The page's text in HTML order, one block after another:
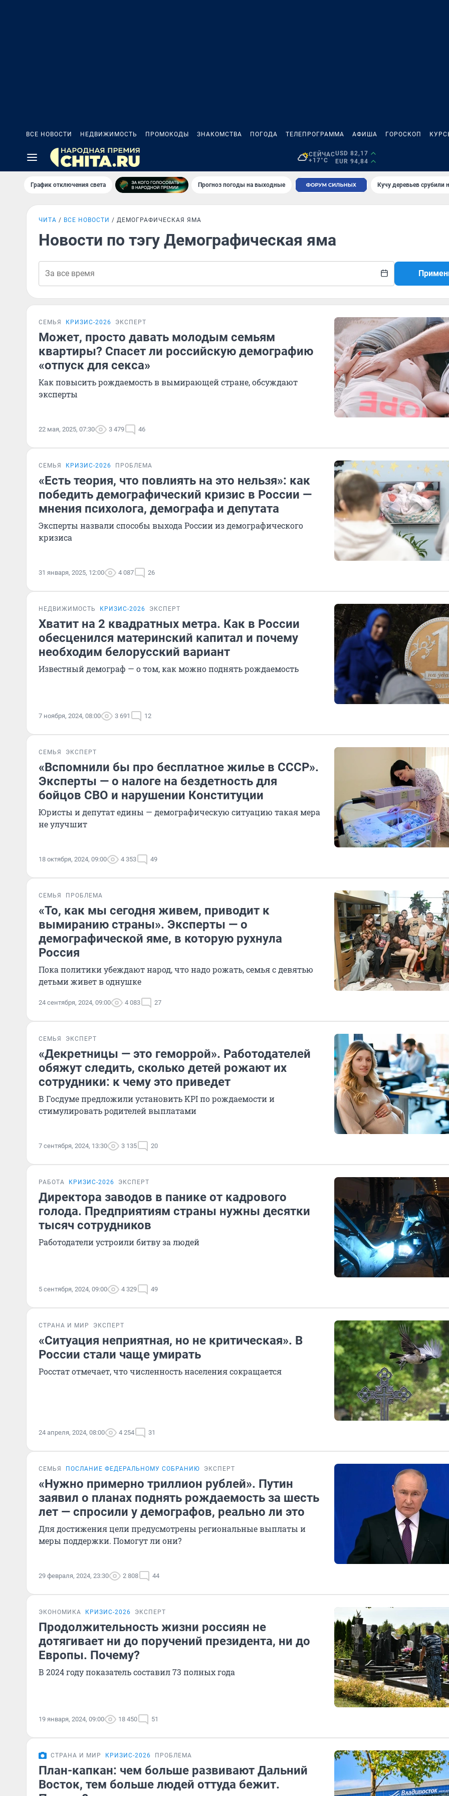
ВСЕ НОВОСТИ НЕДВИЖИМОСТЬ ПРОМОКОДЫ ЗНАКОМСТВА ПОГОДА ТЕЛЕПРОГРАММА АФИША ГОРОСКОП
СЕЙЧАС
+17°C
USD 82,17
EUR 94,84
График отключения света Прогноз погоды на выходные Кучу деревьев срубили
ЧИТА ВСЕ НОВОСТИ ДЕМОГРАФИЧЕСКАЯ ЯМА
Новости по тэгу Демографическая яма
СЕМЬЯ КРИЗИС-2026 ЭКСПЕРТ
Может, просто давать молодым семьям
квартиры? Спасет ли российскую демографию
«отпуск для секса»
Как повысить рождаемость в вымирающей стране, обсуждают
эксперты
22 мая, 2025, 07:30 3 479 46
СЕМЬЯ КРИЗИС-2026 ПРОБЛЕМА
«Есть теория, что повлиять на это нельзя»: как
победить демографический кризис в России —
мнения психолога, демографа и депутата
Эксперты назвали способы выхода России из демографического
кризиса
31 января, 2025, 12:00 4 087 26
НЕДВИЖИМОСТЬ КРИЗИС-2026 ЭКСПЕРТ
Хватит на 2 квадратных метра. Как в России
обесценился материнский капитал и почему
необходим белорусский вариант
Известный демограф — о том, как можно поднять рождаемость
7 ноября, 2024, 08:00 3 691 12
СЕМЬЯ ЭКСПЕРТ
«Вспомнили бы про бесплатное жилье в СССР».
Эксперты — о налоге на бездетность для
бойцов СВО и нарушении Конституции
Юристы и депутат едины — демографическую ситуацию такая мера
не улучшит
18 октября, 2024, 09:00 4 353 49
СЕМЬЯ ПРОБЛЕМА
«То, как мы сегодня живем, приводит к
вымиранию страны». Эксперты — о
демографической яме, в которую рухнула
Россия
Пока политики убеждают народ, что надо рожать, семья с девятью
детьми живет в однушке
24 сентября, 2024, 09:00 4 083 27
СЕМЬЯ ЭКСПЕРТ
«Декретницы — это геморрой». Работодателей
обяжут следить, сколько детей рожают их
сотрудники: к чему это приведет
В Госдуме предложили установить KPI по рождаемости и
стимулировать родителей выплатами
7 сентября, 2024, 13:30 3 135 20
РАБОТА КРИЗИС-2026 ЭКСПЕРТ
Директора заводов в панике от кадрового
голода. Предприятиям страны нужны десятки
тысяч сотрудников
Работодатели устроили битву за людей
5 сентября, 2024, 09:00 4 329 49
СТРАНА И МИР ЭКСПЕРТ
«Ситуация неприятная, но не критическая». В
России стали чаще умирать
Росстат отмечает, что численность населения сокращается
24 апреля, 2024, 08:00 4 254 31
СЕМЬЯ ПОСЛАНИЕ ФЕДЕРАЛЬНОМУ СОБРАНИЮ ЭКСПЕРТ
«Нужно примерно триллион рублей». Путин
заявил о планах поднять рождаемость за шесть
лет — спросили у демографов, реально ли это
Для достижения цели предусмотрены региональные выплаты и
меры поддержки. Помогут ли они?
29 февраля, 2024, 23:30 2 808 44
ЭКОНОМИКА КРИЗИС-2026 ЭКСПЕРТ
Продолжительность жизни россиян не
дотягивает ни до поручений президента, ни до
Европы. Почему?
В 2024 году показатель составил 73 полных года
19 января, 2024, 09:00 18 450 51
СТРАНА И МИР КРИЗИС-2026 ПРОБЛЕМА
План-капкан: чем больше развивают Дальний
Восток, тем больше людей оттуда бежит.